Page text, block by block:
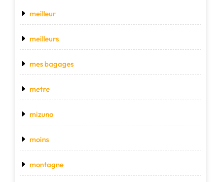
meilleur
meilleurs
mes bagages
metre
mizuno
moins
montagne